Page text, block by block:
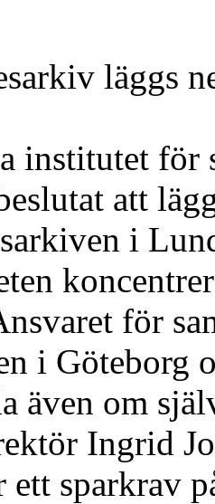
läggs
institutet för
att
i
för
i Göteborg
även om
Ingrid
ett sparkrav